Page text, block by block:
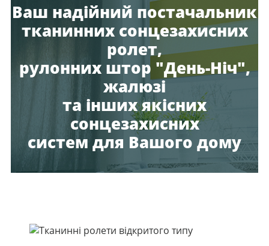
Ваш надійний постачальник
тканинних сонцезахисних
ролет,
рулонних штор "День-Ніч",
жалюзі
та інших якісних
сонцезахисних
систем для Вашого дому